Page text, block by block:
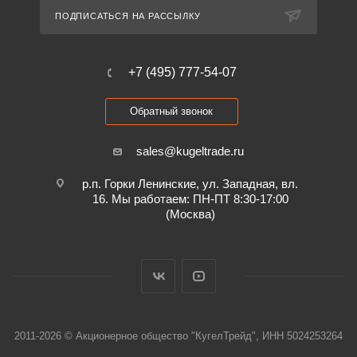
ПОДПИСАТЬСЯ НА РАССЫЛКУ
+7 (495) 777-54-07
Обратный звонок
sales@kugeltrade.ru
р.п. Горки Ленинские, ул. Западная, вл.
16. Мы работаем: ПН-ПТ 8:30-17:00
(Москва)
2011-2026 © Акционерное общество "КугелТрейд", ИНН 5024253264